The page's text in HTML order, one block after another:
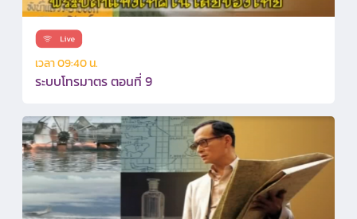
เวลา 09:40 น.
ระบบโทรมาตร ตอนที่ 9